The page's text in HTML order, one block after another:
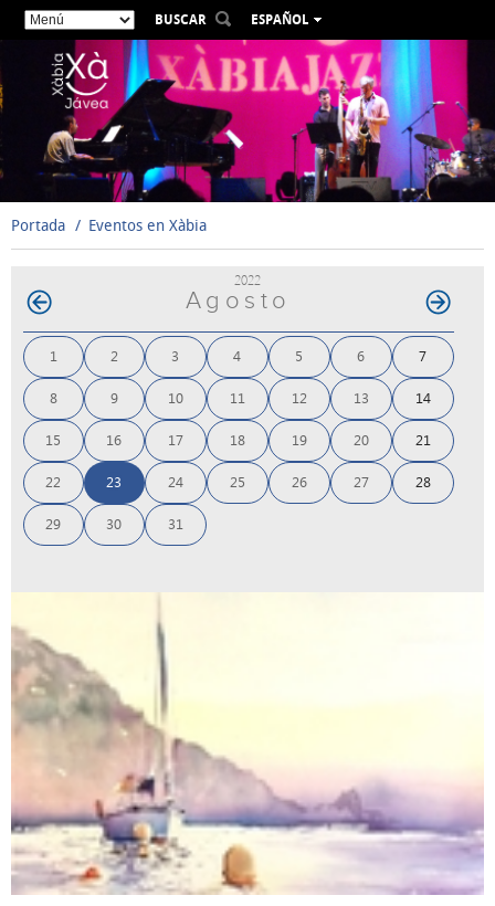
BUSCAR
ESPAÑOL
VALENCIÀ
ENGLISH
DEUTSCH
РУССКИЙ
Portada Eventos en Xàbia
2022
Agosto
1 2 3 4 5 6 7
8 9 10 11 12 13 14
15 16 17 18 19 20 21
22 23 24 25 26 27 28
29 30 31